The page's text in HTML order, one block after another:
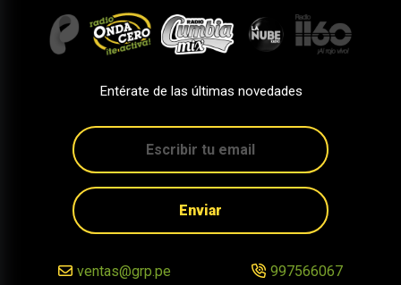
Entérate de las últimas novedades
Enviar
ventas@grp.pe 997566067